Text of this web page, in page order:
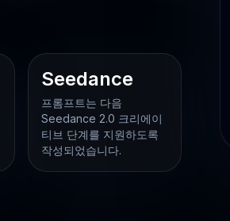
Seedance
프롬프트는 다음
Seedance 2.0 크리에이
티브 단계를 지원하도록
작성되었습니다.